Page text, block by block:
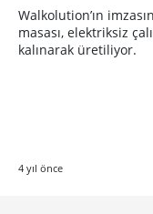
Walkolution’ın
masası, elektriksiz
kalınarak üretiliyor.
4 yıl önce